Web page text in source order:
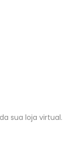
sua loja virtual.